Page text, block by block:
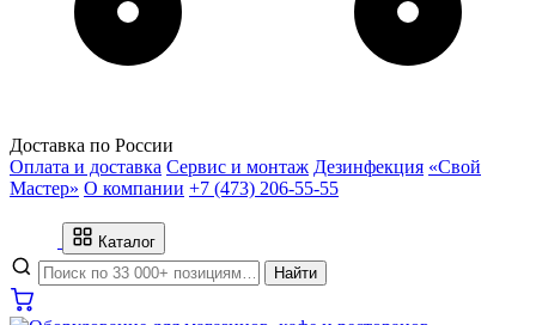
Доставка по России
Оплата и доставка Сервис и монтаж Дезинфекция «Свой
Мастер» О компании +7 (473) 206-55-55
Каталог
Найти